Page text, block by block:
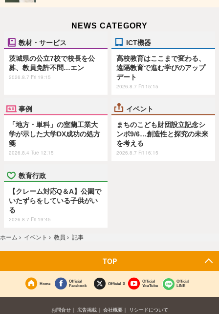
NEWS CATEGORY
教材・サービス
茨城県の公立7校で校長を公
募、教員免許不問…エン
2026.8.7 Fri 19:15
ICT機器
高校教育はここまで変わる、
遠隔教育で進む学びのアップ
デート
2026.8.7 Fri 15:15
事例
「地方・単科」の室蘭工業大
学が示した大学DX成功の処方
箋
2026.8.4 Tue 12:15
イベント
まちのこども財団設立記念シ
ンポ9/6…創造性と探究の未来
を考える
2026.8.7 Fri 16:15
教育行政
【クレーム対応Q＆A】公園で
いたずらをしている子供がい
る
2026.8.7 Fri 19:45
ホーム › イベント › 教員 › 記事
TOP
Home
Official
Facebook
Official X
Official
YouTube
Official
LINE
お問合せ 広告掲載 会社概要 リシードについて